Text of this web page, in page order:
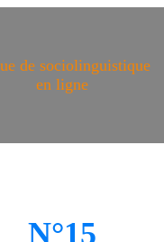
de sociolinguistique
en ligne
N°15